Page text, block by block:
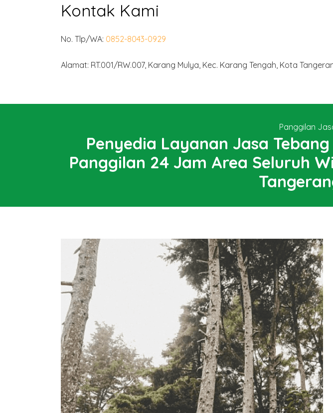
Kontak Kami
No. Tlp/WA: 0852-8043-0929
Alamat: RT.001/RW.007, Karang Mulya, Kec. Karang Tengah, Kota
Panggilan
Penyedia Layanan Jasa
Panggilan 24 Jam Area Seluruh